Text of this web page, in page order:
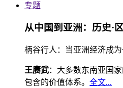
专题
从中国到亚洲：历史·
柄谷行人：当亚洲经济成
王赓武：大多数东南亚国
包含的价值体系。 全文...